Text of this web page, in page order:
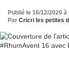
Publié le 16/12/2020 à
Par Cricri les petites